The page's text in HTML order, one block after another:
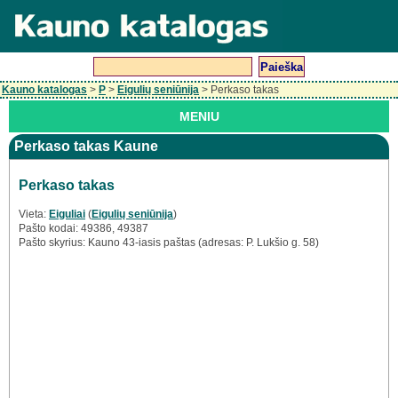
Kauno katalogas > P > Eigulių seniūnija > Perkaso takas
MENIU
Perkaso takas Kaune
Perkaso takas
Vieta: Eiguliai (Eigulių seniūnija)
Pašto kodai: 49386, 49387
Pašto skyrius: Kauno 43-iasis paštas (adresas: P. Lukšio g. 58)